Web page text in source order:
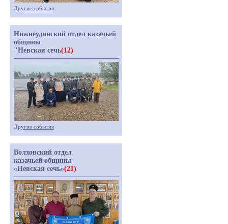
Другие события
Нижнеудинский отдел казачьей
общины
"Невская сечь(12)
Другие события
Волховский отдел
казачьей общины
«Невская сечь»(21)